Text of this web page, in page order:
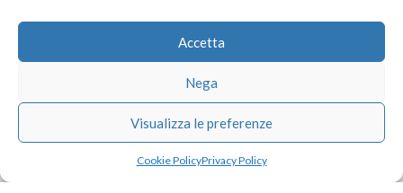
Accetta
Nega
Visualizza le preferenze
Cookie PolicyPrivacy Policy
SOCIAL NETWORK
facebookinstagram